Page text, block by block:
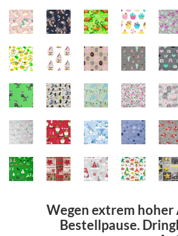
Wegen extrem hoher
Bestellpause.